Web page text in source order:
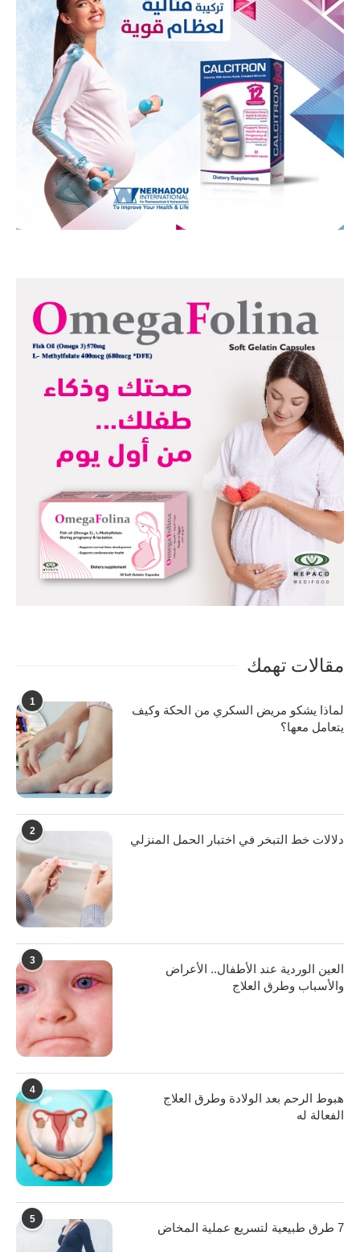
مقالات تهمك
1
لماذا يشكو مريض السكري من الحكة وكيف
يتعامل معها؟
2
دلالات خط التبخر في اختبار الحمل المنزلي
3
العين الوردية عند الأطفال.. الأعراض
والأسباب وطرق العلاج
4
هبوط الرحم بعد الولادة وطرق العلاج
الفعالة له
5
7 طرق طبيعية لتسريع عملية المخاض